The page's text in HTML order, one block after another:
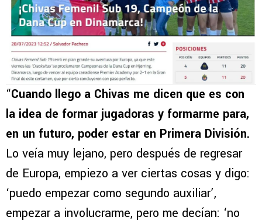
“Cuando llego a Chivas me dicen que es con
la idea de formar jugadoras y formarme para,
en un futuro, poder estar en Primera División.
Lo veía muy lejano, pero después de regresar
de Europa, empiezo a ver ciertas cosas y digo:
‘puedo empezar como segundo auxiliar’,
empezar a involucrarme, pero me decían: ‘no